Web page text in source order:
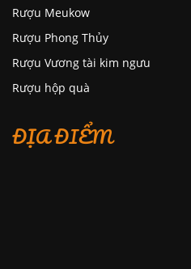
Rượu Meukow
Rượu Phong Thủy
Rượu Vương tài kim ngưu
Rượu hộp quà
ĐỊA ĐIỂM